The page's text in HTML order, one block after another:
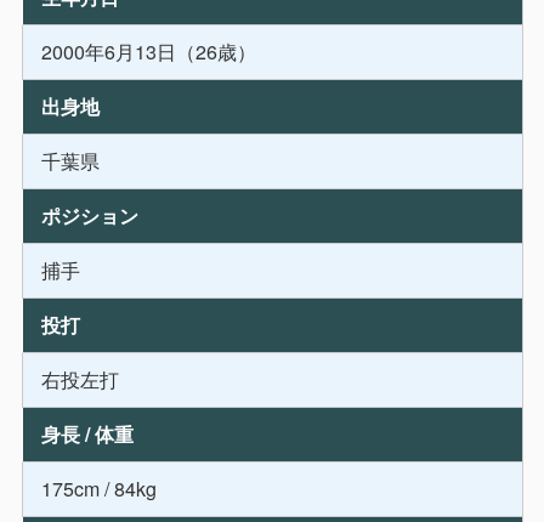
2000年6月13日（26歳）
出身地
千葉県
ポジション
捕手
投打
右投左打
身長 / 体重
175cm / 84kg